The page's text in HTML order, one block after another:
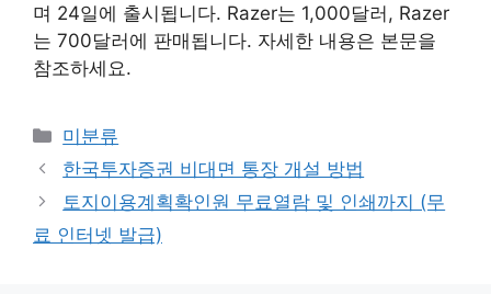
며 24일에 출시됩니다. Razer는 1,000달러, Razer
는 700달러에 판매됩니다. 자세한 내용은 본문을
참조하세요.
Categories
미분류
한국투자증권 비대면 통장 개설 방법
토지이용계획확인원 무료열람 및 인쇄까지 (무
료 인터넷 발급)